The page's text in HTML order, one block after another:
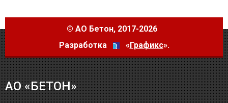
© АО Бетон, 2017-2026
Разработка
«Графикс».
АО «БЕТОН»